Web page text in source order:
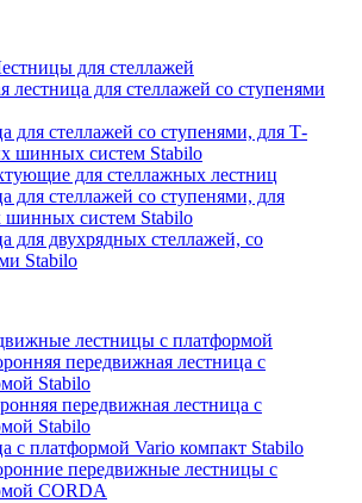
для стеллажей
лестница для стеллажей со ступенями
для стеллажей со ступенями, для Т-
шинных систем Stabilo
для стеллажных лестниц
для стеллажей со ступенями, для
шинных систем Stabilo
для двухрядных стеллажей, со
Stabilo
лестницы с платформой
передвижная лестница с
Stabilo
передвижная лестница с
Stabilo
с платформой Vario компакт Stabilo
передвижные лестницы с
CORDA